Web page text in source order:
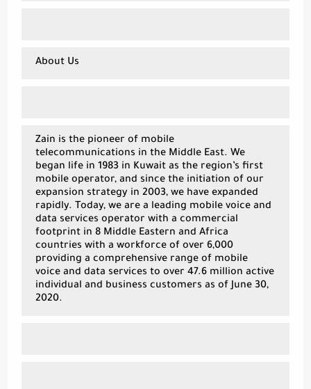
About Us
Zain is the pioneer of mobile
telecommunications in the Middle East. We
began life in 1983 in Kuwait as the region’s first
mobile operator, and since the initiation of our
expansion strategy in 2003, we have expanded
rapidly. Today, we are a leading mobile voice and
data services operator with a commercial
footprint in 8 Middle Eastern and Africa
countries with a workforce of over 6,000
providing a comprehensive range of mobile
voice and data services to over 47.6 million active
individual and business customers as of June 30,
2020.